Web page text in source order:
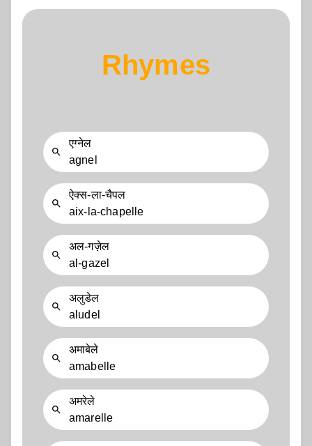
Rhymes
एग्नेल
agnel
ऐक्स-ला-चैपल
aix-la-chapelle
अल-गज़ेल
al-gazel
अलुडेल
aludel
अमाबेले
amabelle
अमरेले
amarelle